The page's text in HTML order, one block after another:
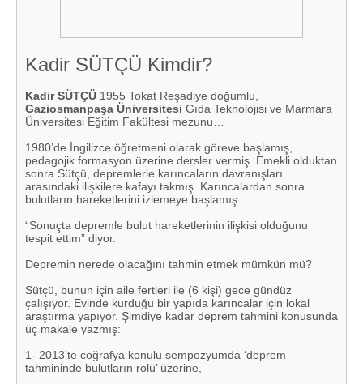
Kadir SÜTÇÜ Kimdir?
Kadir SÜTÇÜ 1955 Tokat Reşadiye doğumlu,
Gaziosmanpaşa Üniversitesi Gıda Teknolojisi ve Marmara
Üniversitesi Eğitim Fakültesi mezunu…
1980’de İngilizce öğretmeni olarak göreve başlamış,
pedagojik formasyon üzerine dersler vermiş. Emekli olduktan
sonra Sütçü, depremlerle karıncaların davranışları
arasındaki ilişkilere kafayı takmış. Karıncalardan sonra
bulutların hareketlerini izlemeye başlamış.
“Sonuçta depremle bulut hareketlerinin ilişkisi olduğunu
tespit ettim” diyor.
Depremin nerede olacağını tahmin etmek mümkün mü?
Sütçü, bunun için aile fertleri ile (6 kişi) gece gündüz
çalışıyor. Evinde kurduğu bir yapıda karıncalar için lokal
araştırma yapıyor. Şimdiye kadar deprem tahmini konusunda
üç makale yazmış:
1- 2013’te coğrafya konulu sempozyumda ‘deprem
tahmininde bulutların rolü’ üzerine,